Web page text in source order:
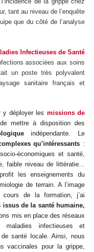
tant au niveau de l’enquête
que du côté de l’analyse
Infectieuses de Santé
associées aux soins
un poste très polyvalent
sanitaire français et
y déployer les missions de
mettre à disposition des
indépendante. Le
qu’intéressants :
économiques et santé,
faible niveau de littératie...
les enseignements du
de terrain. A l’image
de la formation, j’ai
de la santé humaine,
mis en place des réseaux
maladies infectieuses et
santé locale. Ainsi, nous
vaccinales pour la grippe,